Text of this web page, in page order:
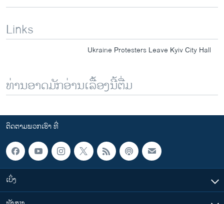
Links
Ukraine Protesters Leave Kyiv City Hall
ທ່ານອາດມັກອ່ານເລື້ອງນີ້ຕື່ມ
ຕິດຕາມພວກເຮົາ ທີ່
ເບິ່ງ